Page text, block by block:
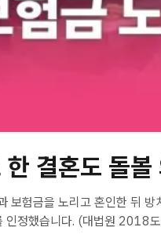
결혼도 돌
보험금을 노리고 혼인한 뒤
인정했습니다. (대법원 2018